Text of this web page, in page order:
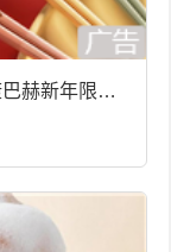
赫新年限定